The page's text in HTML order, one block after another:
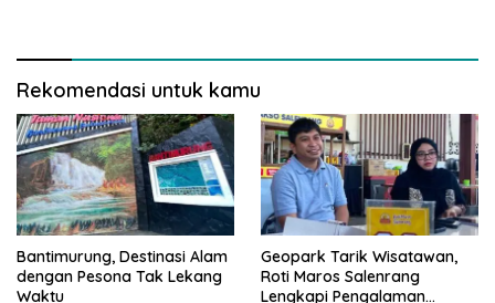
Rekomendasi untuk kamu
Bantimurung, Destinasi Alam
dengan Pesona Tak Lekang
Waktu
Geopark Tarik Wisatawan,
Roti Maros Salenrang
Lengkapi Pengalaman